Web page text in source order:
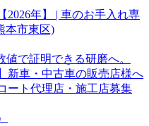
2026年】 | 車のお手入れ専
本市東区)
で証明できる研磨へ。
新車・中古車の販売店様へ
ート代理店・施工店募集